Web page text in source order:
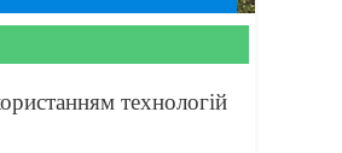
технологій